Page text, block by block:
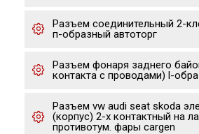
Разъем соединительный 2-
п-образный автоторг
Разъем фонаря заднего
контакта с проводами) l-
Разъем vw audi seat skoda
(корпус) 2-х контактный на
противотум. фары cargen